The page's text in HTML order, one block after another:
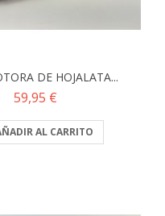
DE HOJALATA...
Precio
59,95 €
AL CARRITO